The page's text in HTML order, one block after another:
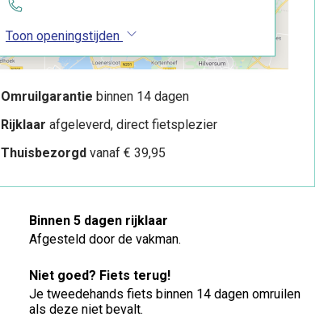
Toon openingstijden
Omruilgarantie binnen 14 dagen
Rijklaar afgeleverd, direct fietsplezier
Thuisbezorgd vanaf € 39,95
Binnen 5 dagen rijklaar
Afgesteld door de vakman.
Niet goed? Fiets terug!
Je tweedehands fiets binnen 14 dagen omruilen
als deze niet bevalt.